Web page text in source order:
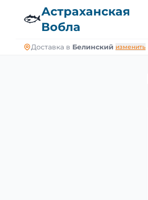
🐟Астраханская
Вобла
Доставка в Белинский изменить